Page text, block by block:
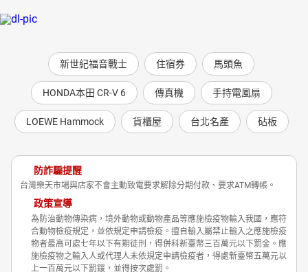
新世紀福音戰士 住宿券 馬頭魚
HONDA本田 CR-V 6 傳真機 手持電風扇
LOEWE Hammock 貨櫃屋 台北名產 砧板
防詐騙提醒
台灣樂天市場與店家不會主動致電要求解除分期付款、要求ATM轉帳。
政策宣導
為防治動物傳染病，境外動物或動物產品等應施檢疫物輸入我國，應符
合動物檢疫規定，並依規定申請檢疫。擅自輸入屬禁止輸入之應施檢疫
物者最高可處七年以下有期徒刑，得併科新臺幣三百萬元以下罰金。應
施檢疫物之輸入人或代理人未依規定申請檢疫者，得處新臺幣五萬元以
上一百萬元以下罰鍰，並得按次處罰。